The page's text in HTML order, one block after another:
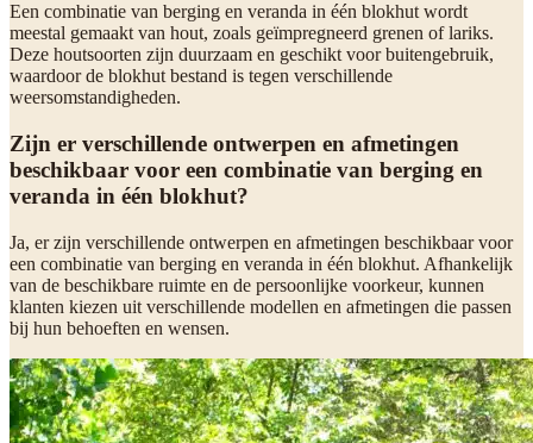
Een combinatie van berging en veranda in één blokhut wordt
meestal gemaakt van hout, zoals geïmpregneerd grenen of lariks.
Deze houtsoorten zijn duurzaam en geschikt voor buitengebruik,
waardoor de blokhut bestand is tegen verschillende
weersomstandigheden.
Zijn er verschillende ontwerpen en afmetingen
beschikbaar voor een combinatie van berging en
veranda in één blokhut?
Ja, er zijn verschillende ontwerpen en afmetingen beschikbaar voor
een combinatie van berging en veranda in één blokhut. Afhankelijk
van de beschikbare ruimte en de persoonlijke voorkeur, kunnen
klanten kiezen uit verschillende modellen en afmetingen die passen
bij hun behoeften en wensen.